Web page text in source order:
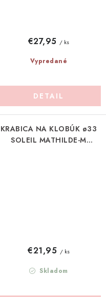
Vypredané
€27,95 / ks
DETAIL
KRABICA NA KLOBÚK ø33
SOLEIL MATHILDE-M
Skladom
€21,95 / ks